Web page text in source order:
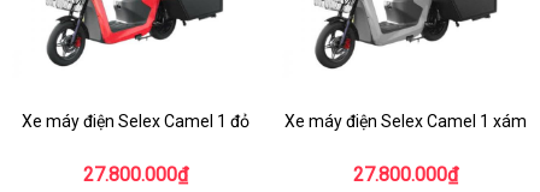
Xe máy điện Selex Camel 1 đỏ
27.800.000₫
Xe máy điện Selex Camel 1 xám
27.800.000₫